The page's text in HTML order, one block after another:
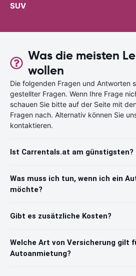
SUV
Was die meisten
wollen
Die folgenden Fragen und Antworten
gestellter Fragen. Wenn Ihre Frage
schauen Sie bitte auf der Seite mit
Fragen nach. Alternativ können Sie
kontaktieren.
Ist Carrentals.at am günstigsten?
Was muss ich tun, wenn ich ein
möchte?
Gibt es zusätzliche Kosten?
Welche Art von Versicherung gilt
Autoanmietung?